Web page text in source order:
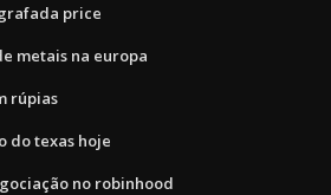
price
metais na europa
rúpias
do texas hoje
no robinhood